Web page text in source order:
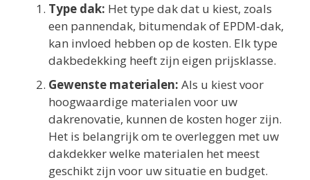
Type dak: Het type dak dat u kiest, zoals
een pannendak, bitumendak of EPDM-dak,
kan invloed hebben op de kosten. Elk type
dakbedekking heeft zijn eigen prijsklasse.
Gewenste materialen: Als u kiest voor
hoogwaardige materialen voor uw
dakrenovatie, kunnen de kosten hoger zijn.
Het is belangrijk om te overleggen met uw
dakdekker welke materialen het meest
geschikt zijn voor uw situatie en budget.